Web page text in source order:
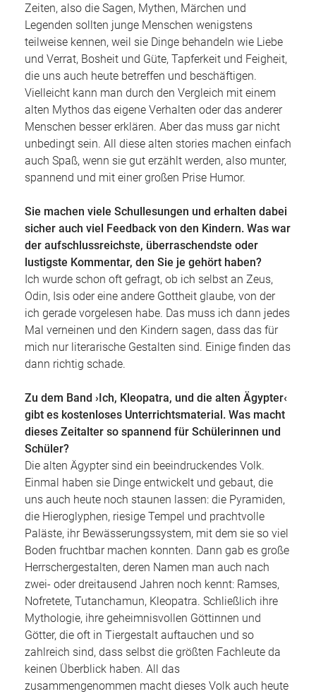
Zeiten, also die Sagen, Mythen, Märchen und
Legenden sollten junge Menschen wenigstens
teilweise kennen, weil sie Dinge behandeln wie Liebe
und Verrat, Bosheit und Güte, Tapferkeit und Feigheit,
die uns auch heute betreffen und beschäftigen.
Vielleicht kann man durch den Vergleich mit einem
alten Mythos das eigene Verhalten oder das anderer
Menschen besser erklären. Aber das muss gar nicht
unbedingt sein. All diese alten stories machen einfach
auch Spaß, wenn sie gut erzählt werden, also munter,
spannend und mit einer großen Prise Humor.
Sie machen viele Schullesungen und erhalten dabei
sicher auch viel Feedback von den Kindern. Was war
der aufschlussreichste, überraschendste oder
lustigste Kommentar, den Sie je gehört haben?
Ich wurde schon oft gefragt, ob ich selbst an Zeus,
Odin, Isis oder eine andere Gottheit glaube, von der
ich gerade vorgelesen habe. Das muss ich dann jedes
Mal verneinen und den Kindern sagen, dass das für
mich nur literarische Gestalten sind. Einige finden das
dann richtig schade.
Zu dem Band ›Ich, Kleopatra, und die alten Ägypter‹
gibt es kostenloses Unterrichtsmaterial. Was macht
dieses Zeitalter so spannend für Schülerinnen und
Schüler?
Die alten Ägypter sind ein beeindruckendes Volk.
Einmal haben sie Dinge entwickelt und gebaut, die
uns auch heute noch staunen lassen: die Pyramiden,
die Hieroglyphen, riesige Tempel und prachtvolle
Paläste, ihr Bewässerungssystem, mit dem sie so viel
Boden fruchtbar machen konnten. Dann gab es große
Herrschergestalten, deren Namen man auch nach
zwei- oder dreitausend Jahren noch kennt: Ramses,
Nofretete, Tutanchamun, Kleopatra. Schließlich ihre
Mythologie, ihre geheimnisvollen Göttinnen und
Götter, die oft in Tiergestalt auftauchen und so
zahlreich sind, dass selbst die größten Fachleute da
keinen Überblick haben. All das
zusammengenommen macht dieses Volk auch heute